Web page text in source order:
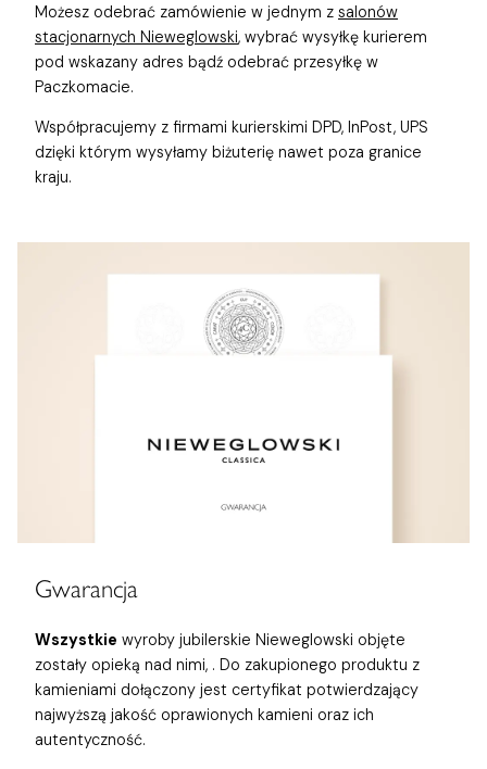
Możesz odebrać zamówienie w jednym z salonów
stacjonarnych Nieweglowski, wybrać wysyłkę kurierem
pod wskazany adres bądź odebrać przesyłkę w
Paczkomacie.
Współpracujemy z firmami kurierskimi DPD, InPost, UPS
dzięki którym wysyłamy biżuterię nawet poza granice
kraju.
Gwarancja
Wszystkie wyroby jubilerskie Nieweglowski objęte
zostały opieką nad nimi, . Do zakupionego produktu z
kamieniami dołączony jest certyfikat potwierdzający
najwyższą jakość oprawionych kamieni oraz ich
autentyczność.